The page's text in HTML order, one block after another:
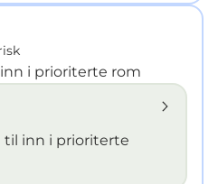
i prioriterte rom
til inn i prioriterte